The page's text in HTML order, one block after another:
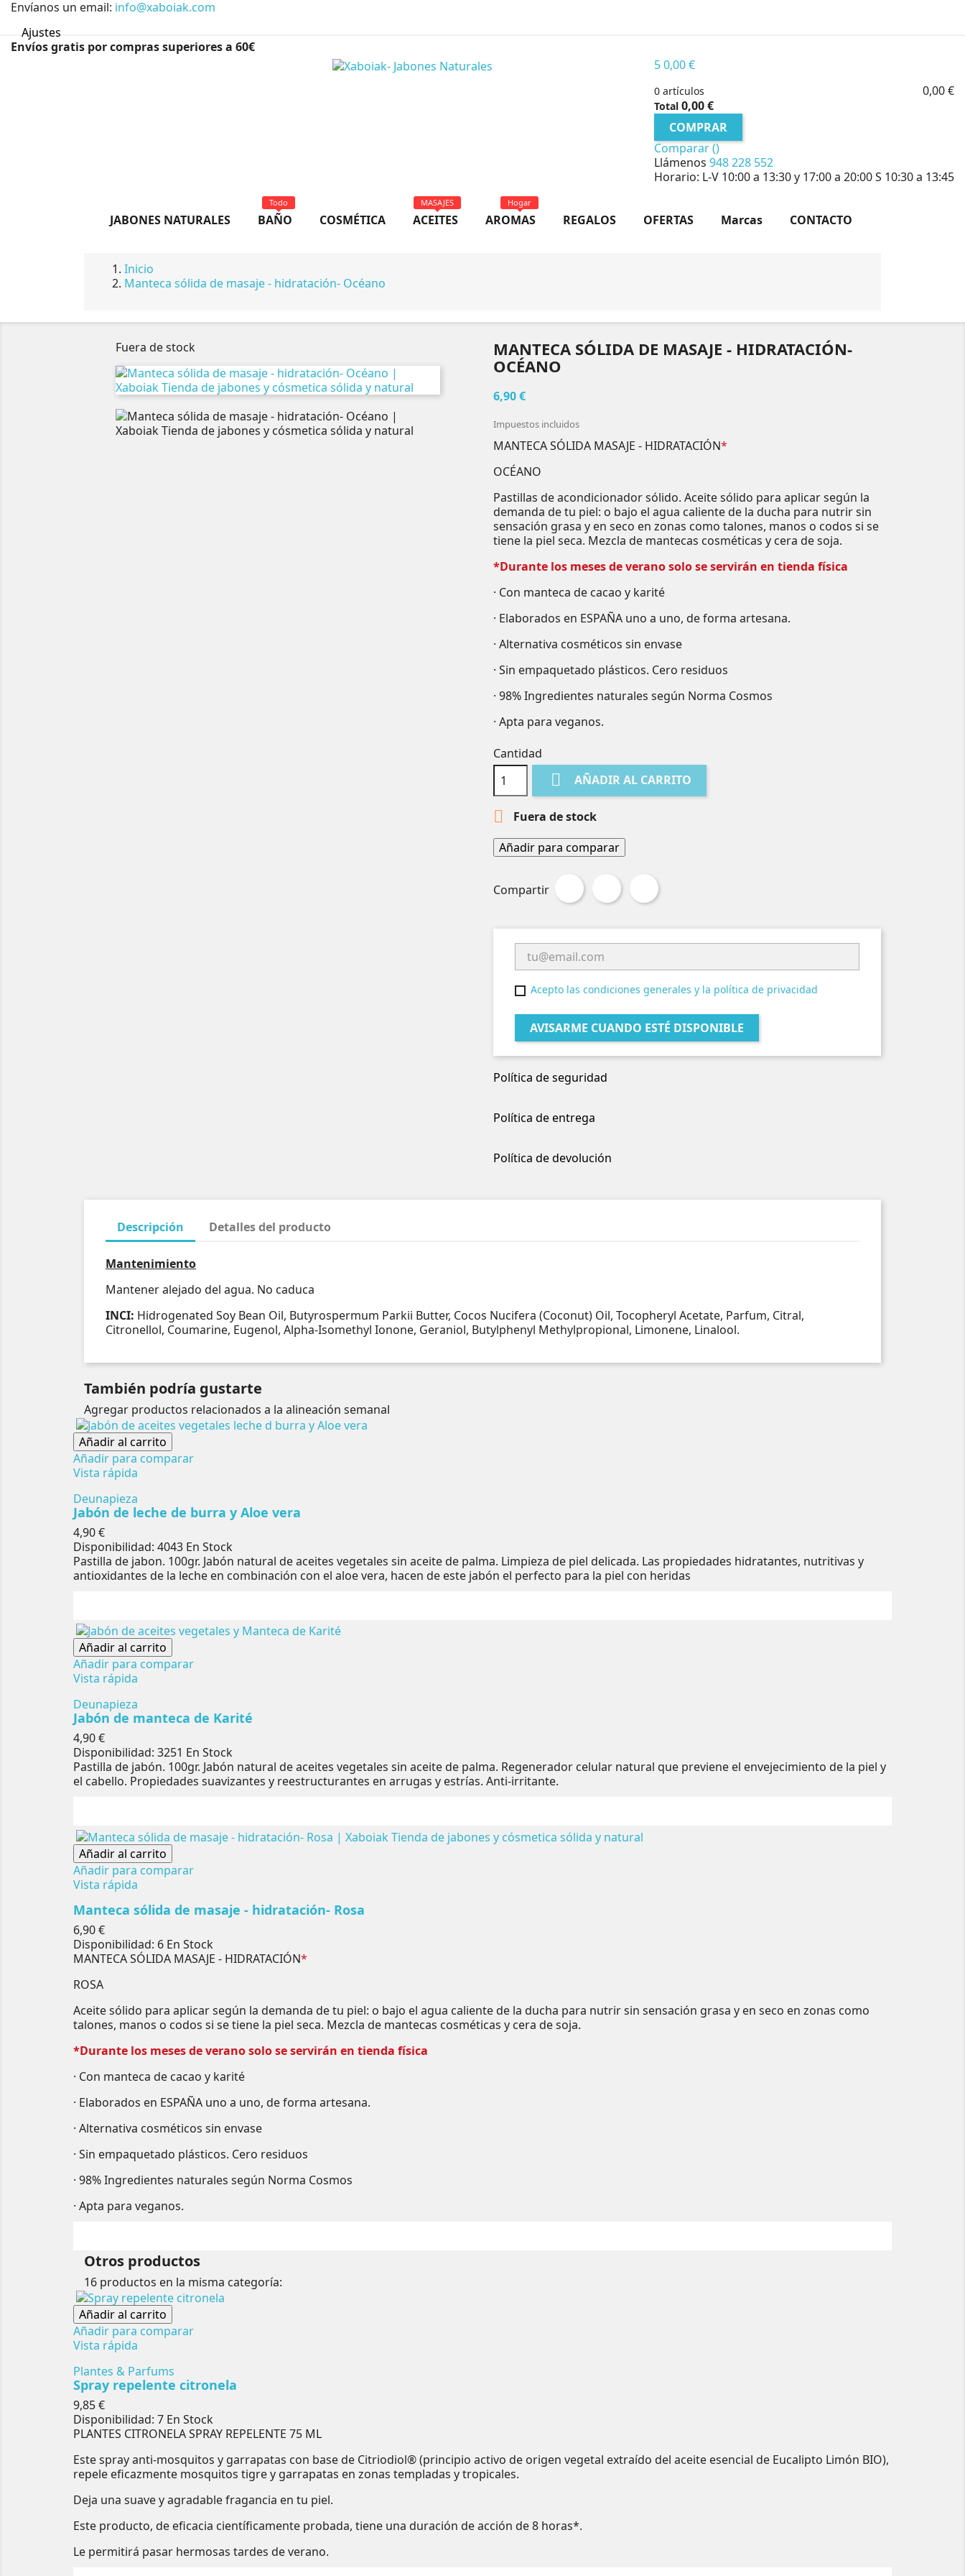
Envíanos un email: info@xaboiak.com
Ajustes
Envíos gratis por compras superiores a 60€
50,00 €
0 artículos 0,00 €
Total 0,00 €
COMPRAR
Comparar ()
Llámenos 948 228 552
Horario: L-V 10:00 a 13:30 y 17:00 a 20:00 S 10:30 a 13:45
JABONES NATURALES BAÑO
Todo
COSMÉTICA ACEITES
MASAJES
AROMAS
Hogar
REGALOS OFERTAS Marcas CONTACTO
Inicio
Manteca sólida de masaje - hidratación- Océano
Fuera de stock
MANTECA SÓLIDA DE MASAJE - HIDRATACIÓN-
OCÉANO
6,90 €
Impuestos incluidos
MANTECA SÓLIDA MASAJE - HIDRATACIÓN*
OCÉANO
Pastillas de acondicionador sólido. Aceite sólido para aplicar según la
demanda de tu piel: o bajo el agua caliente de la ducha para nutrir sin
sensación grasa y en seco en zonas como talones, manos o codos si se
tiene la piel seca. Mezcla de mantecas cosméticas y cera de soja.
*Durante los meses de verano solo se servirán en tienda física
· Con manteca de cacao y karité
· Elaborados en ESPAÑA uno a uno, de forma artesana.
· Alternativa cosméticos sin envase
· Sin empaquetado plásticos. Cero residuos
· 98% Ingredientes naturales según Norma Cosmos
· Apta para veganos.
Cantidad
 AÑADIR AL CARRITO

Fuera de stock
Añadir para comparar
Compartir
CompartirTuitearPinterest
Acepto las condiciones generales y la política de privacidad
AVISARME CUANDO ESTÉ DISPONIBLE
Política de seguridad
Política de entrega
Política de devolución
Descripción Detalles del producto
Mantenimiento
Mantener alejado del agua. No caduca
INCI: Hidrogenated Soy Bean Oil, Butyrospermum Parkii Butter, Cocos Nucifera (Coconut) Oil, Tocopheryl Acetate, Parfum, Citral,
Citronellol, Coumarine, Eugenol, Alpha-Isomethyl Ionone, Geraniol, Butylphenyl Methylpropional, Limonene, Linalool.
También podría gustarte
Agregar productos relacionados a la alineación semanal
Añadir al carrito
Añadir para comparar
Vista rápida
Deunapieza
Jabón de leche de burra y Aloe vera
Precio
4,90 €
Disponibilidad: 4043 En Stock
Pastilla de jabon. 100gr. Jabón natural de aceites vegetales sin aceite de palma. Limpieza de piel delicada. Las propiedades hidratantes, nutritivas y
antioxidantes de la leche en combinación con el aloe vera, hacen de este jabón el perfecto para la piel con heridas
Añadir al carrito
Añadir para comparar
Vista rápida
Deunapieza
Jabón de manteca de Karité
Precio
4,90 €
Disponibilidad: 3251 En Stock
Pastilla de jabón. 100gr. Jabón natural de aceites vegetales sin aceite de palma. Regenerador celular natural que previene el envejecimiento de la piel y
el cabello. Propiedades suavizantes y reestructurantes en arrugas y estrías. Anti-irritante.
Añadir al carrito
Añadir para comparar
Vista rápida
Manteca sólida de masaje - hidratación- Rosa
Precio
6,90 €
Disponibilidad: 6 En Stock
MANTECA SÓLIDA MASAJE - HIDRATACIÓN*
ROSA
Aceite sólido para aplicar según la demanda de tu piel: o bajo el agua caliente de la ducha para nutrir sin sensación grasa y en seco en zonas como
talones, manos o codos si se tiene la piel seca. Mezcla de mantecas cosméticas y cera de soja.
*Durante los meses de verano solo se servirán en tienda física
· Con manteca de cacao y karité
· Elaborados en ESPAÑA uno a uno, de forma artesana.
· Alternativa cosméticos sin envase
· Sin empaquetado plásticos. Cero residuos
· 98% Ingredientes naturales según Norma Cosmos
· Apta para veganos.
Otros productos
16 productos en la misma categoría:
Añadir al carrito
Añadir para comparar
Vista rápida
Plantes & Parfums
Spray repelente citronela
Precio
9,85 €
Disponibilidad: 7 En Stock
PLANTES CITRONELA SPRAY REPELENTE 75 ML
Este spray anti-mosquitos y garrapatas con base de Citriodiol® (principio activo de origen vegetal extraído del aceite esencial de Eucalipto Limón BIO),
repele eficazmente mosquitos tigre y garrapatas en zonas templadas y tropicales.
Deja una suave y agradable fragancia en tu piel.
Este producto, de eficacia científicamente probada, tiene una duración de acción de 8 horas*.
Le permitirá pasar hermosas tardes de verano.